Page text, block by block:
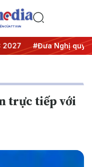
CỦA TTXVN
2027 #Đưa Nghị quyết
trực tiếp với